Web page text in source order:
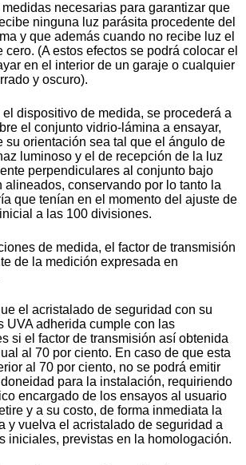
necesarias para garantizar que
ninguna luz parásita procedente del
y que además cuando no recibe luz el
cero. (A estos efectos se podrá colocar el
en el interior de un garaje o cualquier
y oscuro).
el dispositivo de medida, se procederá a
el conjunto vidrio-lámina a ensayar,
su orientación sea tal que el ángulo de
luminoso y el de recepción de la luz
perpendiculares al conjunto bajo
alineados, conservando por lo tanto la
que tenían en el momento del ajuste de
a las 100 divisiones.
de medida, el factor de transmisión
de la medición expresada en
el acristalado de seguridad con su
UVA adherida cumple con las
si el factor de transmisión así obtenida
al 70 por ciento. En caso de que esta
al 70 por ciento, no se podrá emitir
para la instalación, requiriendo
encargado de los ensayos al usuario
y a su costo, de forma inmediata la
y vuelva el acristalado de seguridad a
iniciales, previstas en la homologación.